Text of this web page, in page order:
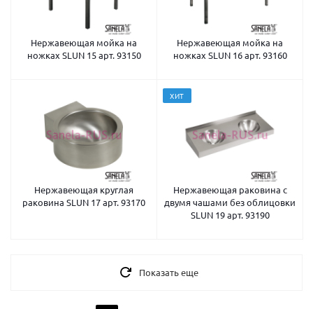
Нержавеющая мойка на
ножках SLUN 15 арт. 93150
Нержавеющая мойка на
ножках SLUN 16 арт. 93160
Нержавеющая круглая
раковина SLUN 17 арт. 93170
ХИТ
Нержавеющая раковина с
двумя чашами без облицовки
SLUN 19 арт. 93190
Показать еще